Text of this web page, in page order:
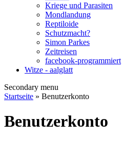
Kriege und Parasiten
Mondlandung
Reptiloide
Schutzmacht?
Simon Parkes
Zeitreisen
facebook-programmiert
Witze - aalglatt
Secondary menu
Startseite » Benutzerkonto
Benutzerkonto